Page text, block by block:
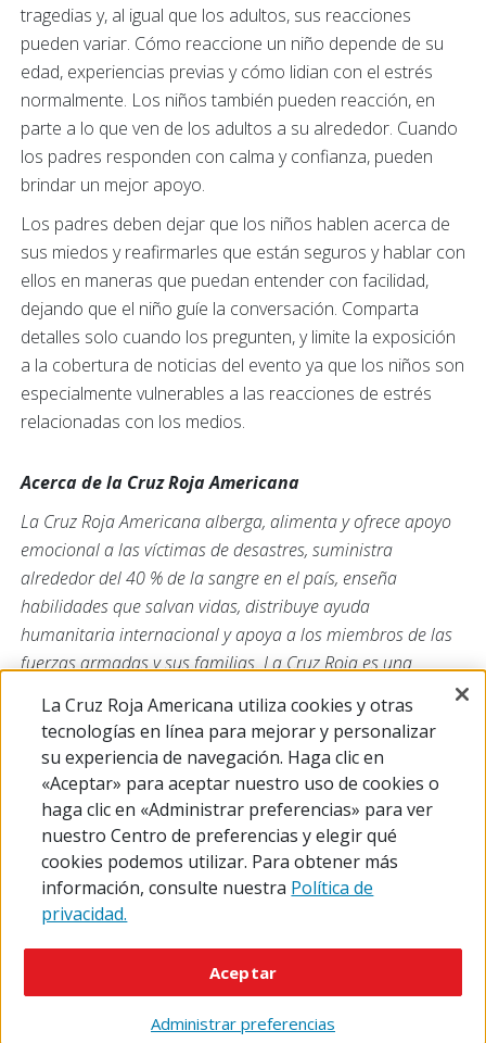
tragedias y, al igual que los adultos, sus reacciones
pueden variar. Cómo reaccione un niño depende de su
edad, experiencias previas y cómo lidian con el estrés
normalmente. Los niños también pueden reacción, en
parte a lo que ven de los adultos a su alrededor. Cuando
los padres responden con calma y confianza, pueden
brindar un mejor apoyo.
Los padres deben dejar que los niños hablen acerca de
sus miedos y reafirmarles que están seguros y hablar con
ellos en maneras que puedan entender con facilidad,
dejando que el niño guíe la conversación. Comparta
detalles solo cuando los pregunten, y limite la exposición
a la cobertura de noticias del evento ya que los niños son
especialmente vulnerables a las reacciones de estrés
relacionadas con los medios.
Acerca de la Cruz Roja Americana
La Cruz Roja Americana alberga, alimenta y ofrece apoyo
emocional a las víctimas de desastres, suministra
alrededor del 40 % de la sangre en el país, enseña
habilidades que salvan vidas, distribuye ayuda
humanitaria internacional y apoya a los miembros de las
fuerzas armadas y sus familias. La Cruz Roja es una
voluntarios y de la generosidad del pueblo estadounidense
para cumplir su misión. Para obtener más información,
visiteredcross.orgoCruzRojaAmericana.org, o síganos en
las redes sociales.
Mobile Apps
La Cruz Roja Americana utiliza cookies y otras
tecnologías en línea para mejorar y personalizar
su experiencia de navegación. Haga clic en
«Aceptar» para aceptar nuestro uso de cookies o
haga clic en «Administrar preferencias» para ver
nuestro Centro de preferencias y elegir qué
cookies podemos utilizar. Para obtener más
información, consulte nuestra Política de
privacidad.
Administrar preferencias
Aceptar